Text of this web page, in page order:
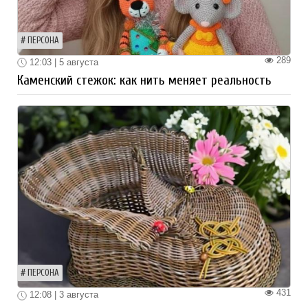
ПЕРСОНА
289
12:03 | 5 августа
Каменский стежок: как нить меняет реальность
ПЕРСОНА
431
12:08 | 3 августа